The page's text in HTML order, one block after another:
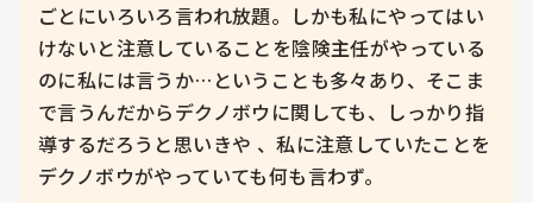
ごとにいろいろ言われ放題。しかも私にやってはい
けないと注意していることを陰険主任がやっている
のに私には言うか…ということも多々あり、そこま
で言うんだからデクノボウに関しても、しっかり指
導するだろうと思いきや 、私に注意していたことを
デクノボウがやっていても何も言わず。